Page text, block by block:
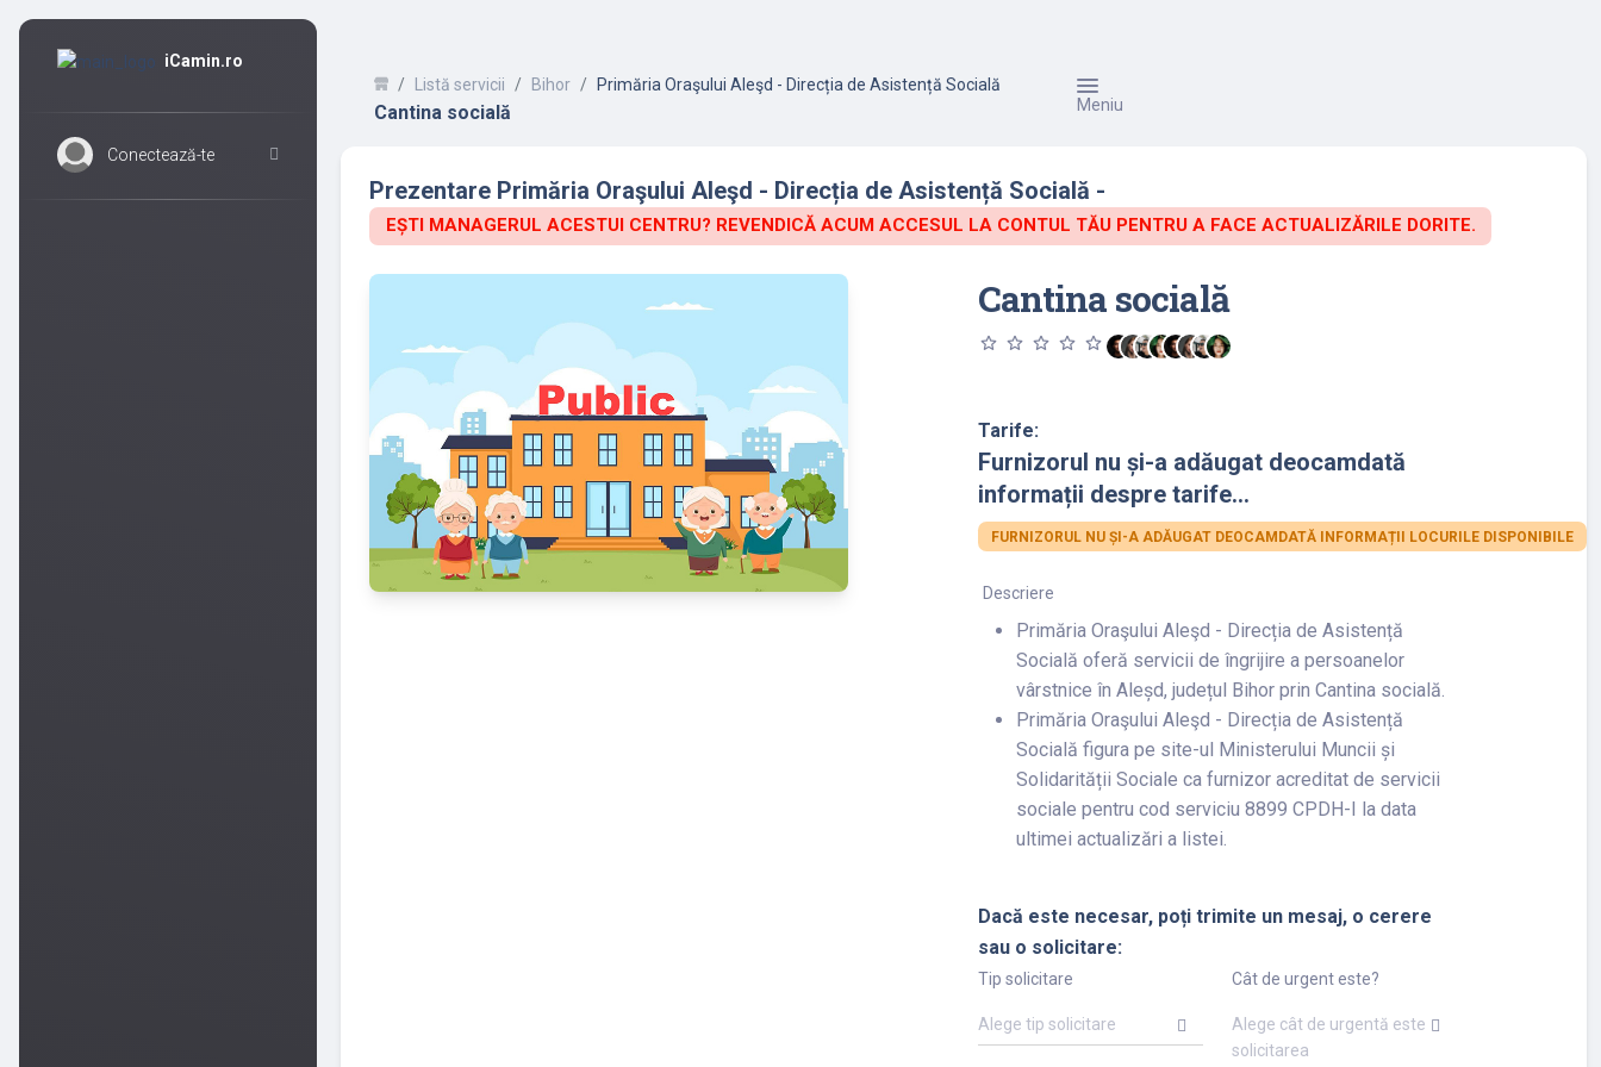
iCamin.ro
Conectează-te
Listă servicii Bihor Primăria Oraşului Aleşd - Direcția de Asistență Socială
Cantina socială Meniu
Prezentare Primăria Oraşului Aleşd - Direcția de Asistență Socială -
EȘTI MANAGERUL ACESTUI CENTRU? REVENDICĂ ACUM ACCESUL LA CONTUL TĂU PENTRU A FACE ACTUALIZĂRILE DORITE.
Cantina socială
star_outline star_outline star_outline star_outline star_outline
Tarife:
Furnizorul nu și-a adăugat deocamdată
informații despre tarife...
FURNIZORUL NU ȘI-A ADĂUGAT DEOCAMDATĂ INFORMAȚII LOCURILE DISPONIBILE
Descriere
Primăria Oraşului Aleşd - Direcția de Asistență
Socială oferă servicii de îngrijire a persoanelor
vârstnice în Aleșd, județul Bihor prin Cantina socială.
Primăria Oraşului Aleşd - Direcția de Asistență
Socială figura pe site-ul Ministerului Muncii și
Solidarității Sociale ca furnizor acreditat de servicii
sociale pentru cod serviciu 8899 CPDH-I la data
ultimei actualizări a listei.
Dacă este necesar, poți trimite un mesaj, o cerere
sau o solicitare:
Tip solicitare
Alege tip solicitare
Cât de urgent este?
Alege cât de urgentă este
solicitarea